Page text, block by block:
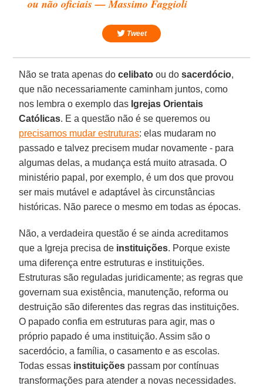
ou não oficiais — Massimo Faggioli
Tweet
Não se trata apenas docelibato ou dosacerdócio,
que não necessariamente caminham juntos, como
nos lembra o exemplo das Igrejas Orientais
Católicas. E a questão não é se queremos ou
precisamos mudar estruturas: elas mudaram no
passado e talvez precisem mudar novamente - para
algumas delas, a mudança está muito atrasada. O
ministério papal, por exemplo, é um dos que provou
ser mais mutável e adaptável às circunstâncias
históricas. Não parece o mesmo em todas as épocas.
Não, a verdadeira questão é se ainda acreditamos
que a Igreja precisa de instituições. Porque existe
uma diferença entre estruturas e instituições.
Estruturas são reguladas juridicamente; as regras que
governam sua existência, manutenção, reforma ou
destruição são diferentes das regras das instituições.
O papado confia em estruturas para agir, mas o
próprio papado é uma instituição. Assim são o
sacerdócio, a família, o casamento e as escolas.
Todas essas instituições passam por contínuas
transformações para atender a novas necessidades.